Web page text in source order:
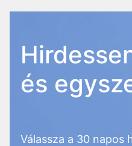
és
Válassza a 30 napos